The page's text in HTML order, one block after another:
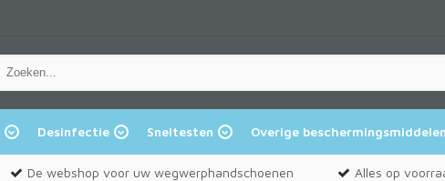
Desinfectie Sneltesten Overige beschermingsmiddelen
De webshop voor uw wegwerphandschoenen Alles op